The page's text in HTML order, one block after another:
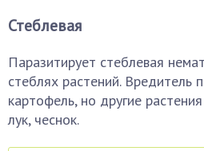
Стеблевая
Паразитирует стеблевая
стеблях растений. Вредитель
картофель, но другие
лук, чеснок.